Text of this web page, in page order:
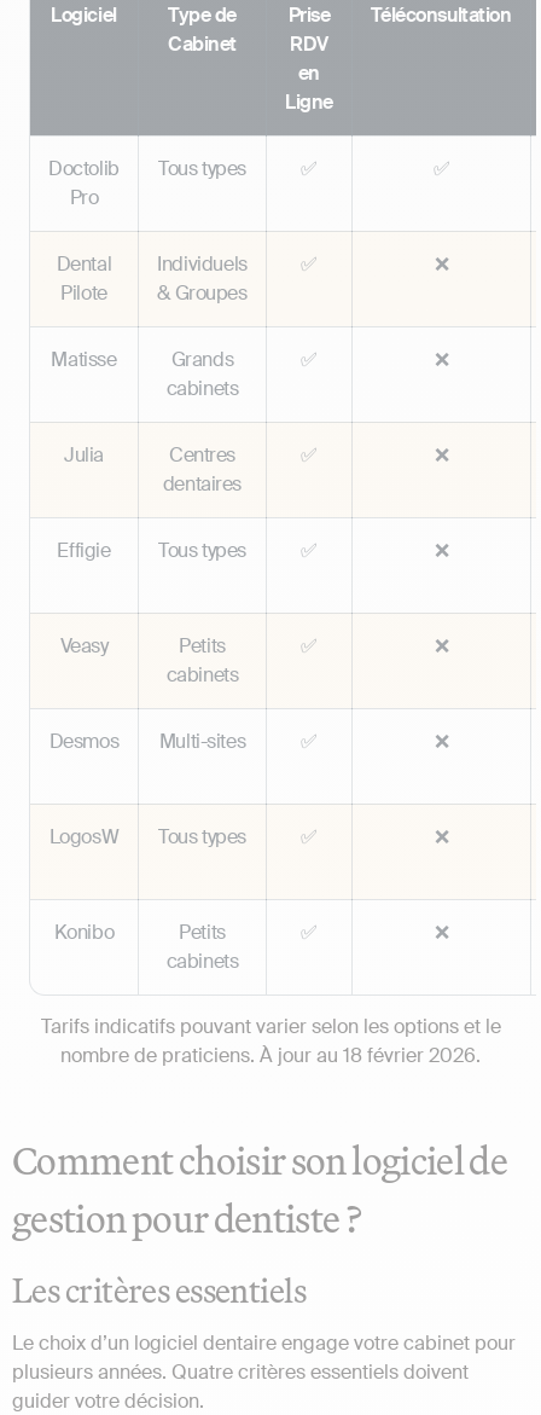
Logiciel
Type de
Cabinet
Prise
RDV
en
Ligne
Téléconsultation
Doctolib
Pro
Tous types ✅ ✅
Dental
Pilote
Individuels
& Groupes
✅ ❌
Matisse
Grands
cabinets
✅ ❌
Julia
Centres
dentaires
✅ ❌
Effigie Tous types ✅ ❌
Veasy
Petits
cabinets
✅ ❌
Desmos Multi-sites ✅ ❌
LogosW Tous types ✅ ❌
Konibo
Petits
cabinets
✅ ❌
Tarifs indicatifs pouvant varier selon les options et le
nombre de praticiens. À jour au 18 février 2026.
Comment choisir son logiciel de
gestion pour dentiste ?
Les critères essentiels
Le choix d’un logiciel dentaire engage votre cabinet pour
plusieurs années. Quatre critères essentiels doivent
guider votre décision.